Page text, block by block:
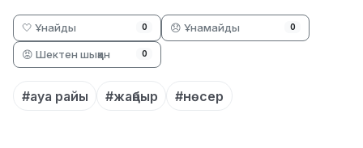
🤍 Ұнайды 0 😞 Ұнамайды 0
😡 Шектен шыққан 0
#ауа райы #жаңбыр #нөсер